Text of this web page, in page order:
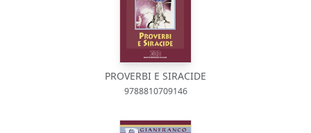
PROVERBI E SIRACIDE
9788810709146